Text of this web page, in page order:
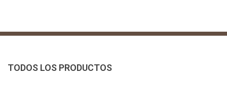
TODOS LOS PRODUCTOS